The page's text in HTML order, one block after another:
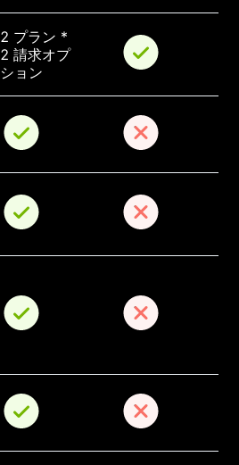
2 プラン *
2 請求オプ
ション